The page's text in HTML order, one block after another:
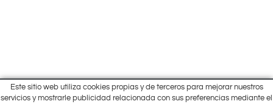
Inicio
Pol. Cantalgallo Calle A Naves 10-12
Este sitio web utiliza cookies propias y de terceros para mejorar nuestros
servicios y mostrarle publicidad relacionada con sus preferencias mediante el